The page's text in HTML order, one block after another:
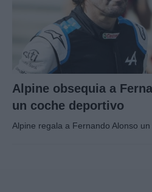
Alpine obsequia a
un coche deportivo
Alpine regala a Fernando Alonso